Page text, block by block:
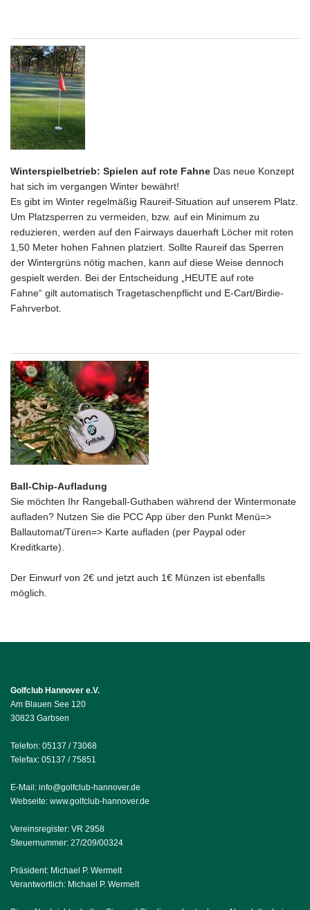
Winterspielbetrieb: Spielen auf rote Fahne Das neue Konzept
hat sich im vergangen Winter bewährt!
Es gibt im Winter regelmäßig Raureif-Situation auf unserem Platz.
Um Platzsperren zu vermeiden, bzw. auf ein Minimum zu
reduzieren, werden auf den Fairways dauerhaft Löcher mit roten
1,50 Meter hohen Fahnen platziert. Sollte Raureif das Sperren
der Wintergrüns nötig machen, kann auf diese Weise dennoch
gespielt werden. Bei der Entscheidung „HEUTE auf rote
Fahne“ gilt automatisch Tragetaschenpflicht und E-Cart/Birdie-
Fahrverbot.
Ball-Chip-Aufladung
Sie möchten Ihr Rangeball-Guthaben während der Wintermonate
aufladen? Nutzen Sie die PCC App über den Punkt Menü=>
Ballautomat/Türen=> Karte aufladen (per Paypal oder
Kreditkarte).
Der Einwurf von 2€ und jetzt auch 1€ Münzen ist ebenfalls
möglich.
Golfclub Hannover e.V.
Am Blauen See 120
30823 Garbsen
Telefon: 05137 / 73068
Telefax: 05137 / 75851
E-Mail: info@golfclub-hannover.de
Webseite: www.golfclub-hannover.de
Vereinsregister: VR 2958
Steuernummer: 27/209/00324
Präsident: Michael P. Wermelt
Verantwortlich: Michael P. Wermelt